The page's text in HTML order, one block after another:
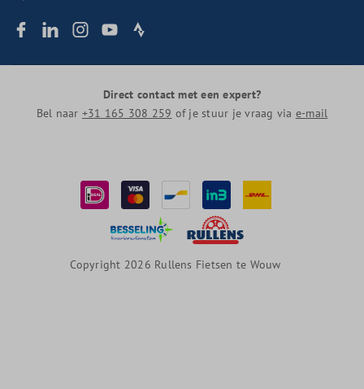
Direct contact met een expert?
Bel naar +31 165 308 259 of je stuur je vraag via e-mail
Copyright 2026 Rullens Fietsen te Wouw